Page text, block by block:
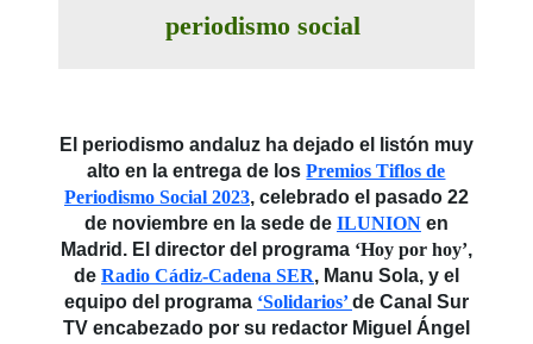
periodismo social
El periodismo andaluz ha dejado el listón muy
alto en la entrega de losPremios Tiflos de
Periodismo Social 2023, celebrado el pasado 22
de noviembre en la sede de ILUNIONen
Madrid. El director del programa ‘Hoy por hoy’,
de Radio Cádiz-Cadena SER, Manu Sola, y el
equipo del programa ‘Solidarios’de Canal Sur
TV encabezado por su redactor Miguel Ángel